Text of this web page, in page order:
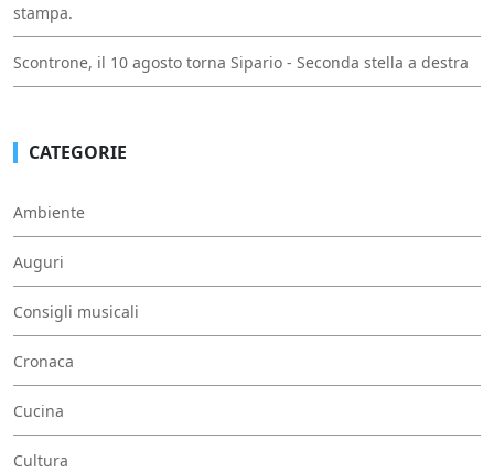
stampa.
Scontrone, il 10 agosto torna Sipario - Seconda stella a destra
CATEGORIE
Ambiente
Auguri
Consigli musicali
Cronaca
Cucina
Cultura